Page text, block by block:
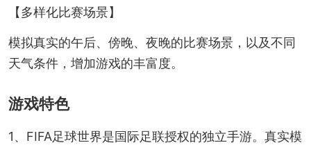
【多样化比赛场景】
模拟真实的午后、傍晚、夜晚的比赛场景，以及不同
天气条件，增加游戏的丰富度。
游戏特色
1、FIFA足球世界是国际足联授权的独立手游。真实模